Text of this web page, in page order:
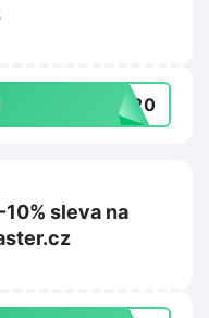
LE20
sleva na